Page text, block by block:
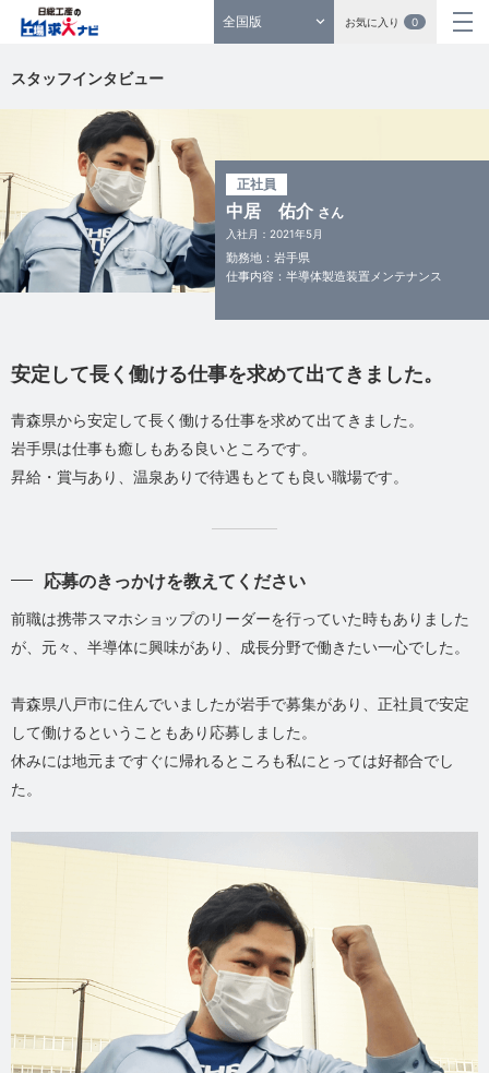
全国版 お気に入り 0
スタッフインタビュー
正社員
中居 佑介 さん
入社月：2021年5月
勤務地：岩手県
仕事内容：半導体製造装置メンテナンス
安定して長く働ける仕事を求めて出てきました。
青森県から安定して長く働ける仕事を求めて出てきました。
岩手県は仕事も癒しもある良いところです。
昇給・賞与あり、温泉ありで待遇もとても良い職場です。
応募のきっかけを教えてください
前職は携帯スマホショップのリーダーを行っていた時もありました
が、元々、半導体に興味があり、成長分野で働きたい一心でした。
青森県八戸市に住んでいましたが岩手で募集があり、正社員で安定
して働けるということもあり応募しました。
休みには地元まですぐに帰れるところも私にとっては好都合でし
た。